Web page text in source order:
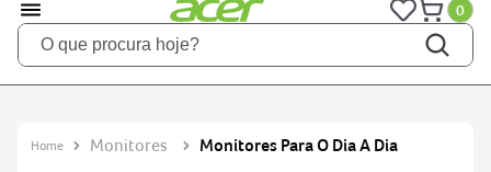
0
O que procura hoje?
TERMOS MAIS BUSCADOS
Monitores Monitores Para O Dia A Dia